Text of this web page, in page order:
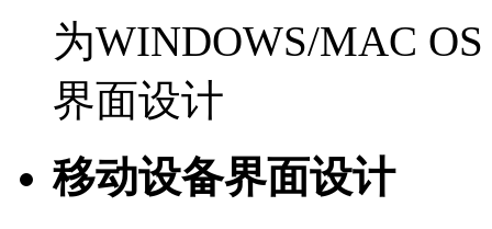
为WINDOWS/MAC
界面设计
移动设备界面设计